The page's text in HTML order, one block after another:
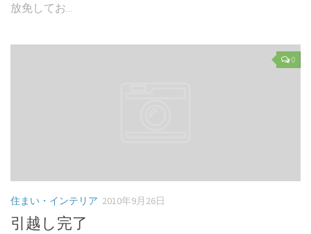
放免してお...
0
住まい・インテリア 2010年9月26日
引越し完了